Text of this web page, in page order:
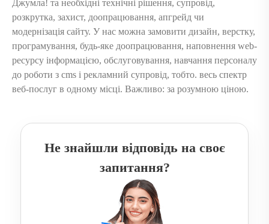
Джумла! та необхідні технічні рішення, супровід,
розкрутка, захист, доопрацювання, апгрейд чи
модернізація сайту. У нас можна замовити дизайн, верстку,
програмування, будь-яке доопрацювання, наповнення web-
ресурсу інформацією, обслуговування, навчання персоналу
до роботи з cms і рекламний супровід, тобто. весь спектр
веб-послуг в одному місці. Важливо: за розумною ціною.
Не знайшли відповідь на своє
запитання?